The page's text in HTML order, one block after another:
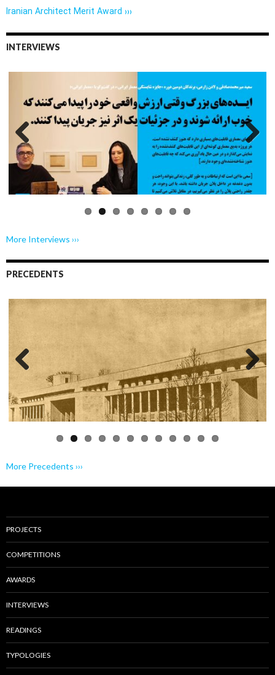
Iranian Architect Merit Award ›››
INTERVIEWS
Previo
us
Next
More Interviews ›››
PRECEDENTS
Previo
Next
More Precedents ›››
PROJECTS
COMPETITIONS
AWARDS
INTERVIEWS
READINGS
TYPOLOGIES